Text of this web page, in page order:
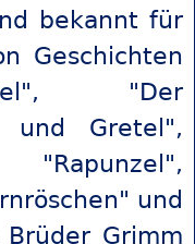
bekannt für
Geschichten
"Der
und Gretel",
und
Grimm